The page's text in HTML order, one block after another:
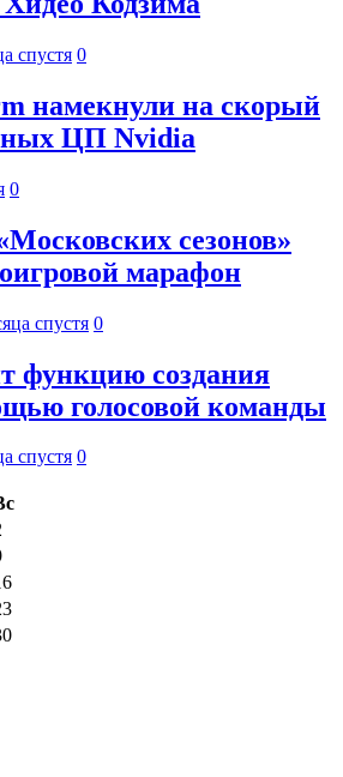
спустя 0
намекнули на скорый
ЦП Nvidia
0
сезонов»
марафон
спустя 0
функцию создания
голосовой команды
спустя 0